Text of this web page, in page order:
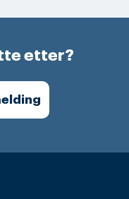
etter?